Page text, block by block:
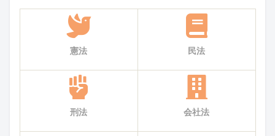
憲法 民法
刑法 会社法